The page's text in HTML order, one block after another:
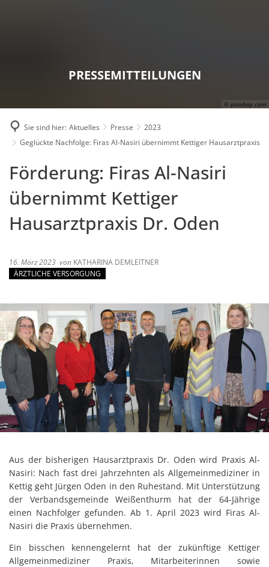
© pixabay.com
PRESSEMITTEILUNGEN
Sie sind hier: Aktuelles Presse
2023
Geglückte Nachfolge: Firas Al-Nasiri übernimmt Kettiger Hausarztpraxis
Förderung: Firas Al-Nasiri
übernimmt Kettiger
Hausarztpraxis Dr. Oden
16. März 2023 von KATHARINA DEMLEITNER
ÄRZTLICHE VERSORGUNG
Aus der bisherigen Hausarztpraxis Dr. Oden wird Praxis Al-
Nasiri: Nach fast drei Jahrzehnten als Allgemeinmediziner in
Kettig geht Jürgen Oden in den Ruhestand. Mit Unterstützung
der Verbandsgemeinde Weißenthurm hat der 64-Jährige
einen Nachfolger gefunden. Ab 1. April 2023 wird Firas Al-
Nasiri die Praxis übernehmen.
Ein bisschen kennengelernt hat der zukünftige Kettiger
Allgemeinmediziner Praxis, Mitarbeiterinnen sowie